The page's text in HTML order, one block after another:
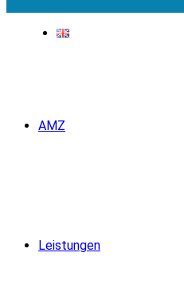
AMZ
Leistungen